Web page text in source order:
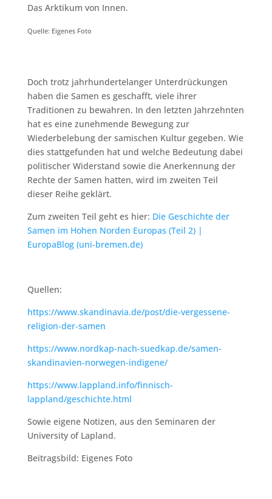
Das Arktikum von Innen.
Quelle: Eigenes Foto
Doch trotz jahrhundertelanger Unterdrückungen
haben die Samen es geschafft, viele ihrer
Traditionen zu bewahren. In den letzten Jahrzehnten
hat es eine zunehmende Bewegung zur
Wiederbelebung der samischen Kultur gegeben. Wie
dies stattgefunden hat und welche Bedeutung dabei
politischer Widerstand sowie die Anerkennung der
Rechte der Samen hatten, wird im zweiten Teil
dieser Reihe geklärt.
Zum zweiten Teil geht es hier: Die Geschichte der
Samen im Hohen Norden Europas (Teil 2) |
EuropaBlog (uni-bremen.de)
Quellen:
https://www.skandinavia.de/post/die-vergessene-
religion-der-samen
https://www.nordkap-nach-suedkap.de/samen-
skandinavien-norwegen-indigene/
https://www.lappland.info/finnisch-
lappland/geschichte.html
Sowie eigene Notizen, aus den Seminaren der
University of Lapland.
Beitragsbild: Eigenes Foto